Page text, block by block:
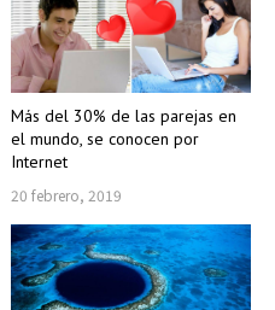
Más del 30% de las parejas en
el mundo, se conocen por
Internet
20 febrero, 2019